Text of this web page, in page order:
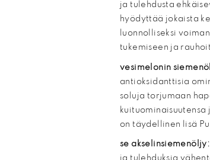
ja tulehdusta
hyödyttää jokaista
luonnolliseksi
tukemiseen ja
vesimelonin
antioksidanttisia
soluja torjumaan
on täydellinen lisä
se akselinsiemenöljy:
ja tulehduksia